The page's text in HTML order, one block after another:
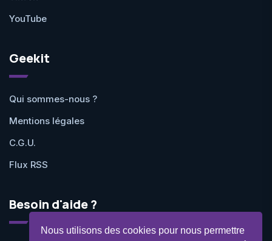
Nous utilisons des cookies pour nous permettre
YouTube
Geekit
Qui sommes-nous ?
Mentions légales
C.G.U.
Flux RSS
Besoin d'aide ?